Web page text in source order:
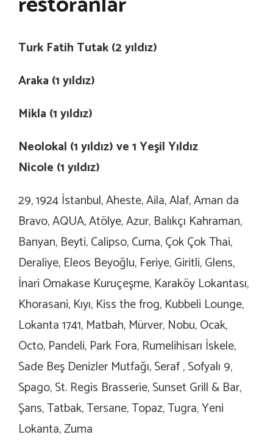
Turk Fatih Tutak (2 yıldız)
Araka (1 yıldız)
Mikla (1 yıldız)
Neolokal (1 yıldız) ve 1 Yeşil Yıldız
Nicole (1 yıldız)
29, 1924 İstanbul, Aheste, Aila, Alaf, Aman da
Bravo, AQUA, Atölye, Azur, Balıkçı Kahraman,
Banyan, Beyti, Calipso, Cuma, Çok Çok Thai,
Deraliye, Eleos Beyoğlu, Feriye, Giritli, Glens,
İnari Omakase Kuruçeşme, Karaköy Lokantası,
Khorasani, Kıyı, Kiss the frog, Kubbeli Lounge,
Lokanta 1741, Matbah, Mürver, Nobu, Ocak,
Octo, Pandeli, Park Fora, Rumelihisarı İskele,
Sade Beş Denizler Mutfağı, Seraf , Sofyalı 9,
Spago, St. Regis Brasserie, Sunset Grill & Bar,
Şans, Tatbak, Tersane, Topaz, Tugra, Yeni
Lokanta, Zuma